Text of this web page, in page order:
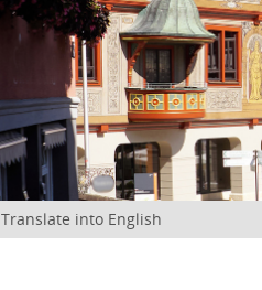
Translate into English